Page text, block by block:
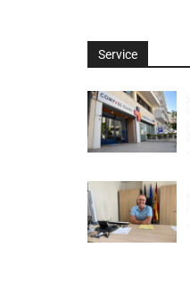
Service